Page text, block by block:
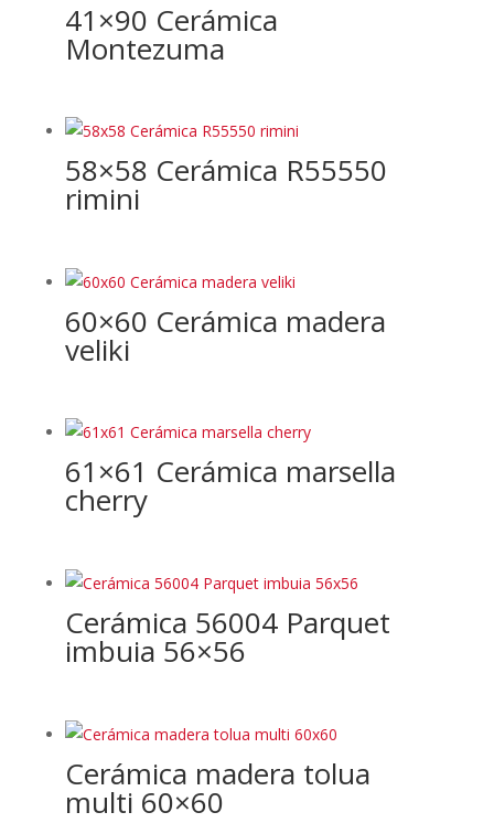
41×90 Cerámica
Montezuma
58×58 Cerámica R55550
rimini
60×60 Cerámica madera
veliki
61×61 Cerámica marsella
cherry
Cerámica 56004 Parquet
imbuia 56×56
Cerámica madera tolua
multi 60×60